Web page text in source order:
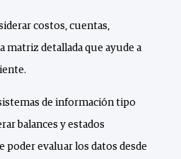
costos, cuentas,
matriz detallada que ayude a
de información tipo
balances y estados
poder evaluar los datos desde